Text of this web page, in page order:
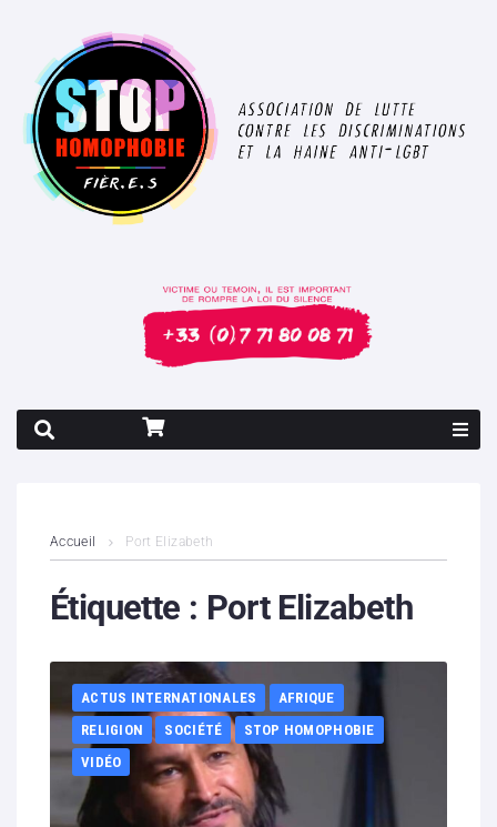
Contenus litigieux
Boutique
Partenaires
Contacts
Accueil Port Elizabeth
Étiquette : Port Elizabeth
ACTUS INTERNATIONALES
AFRIQUE
RELIGION
SOCIÉTÉ
STOP HOMOPHOBIE
VIDÉO